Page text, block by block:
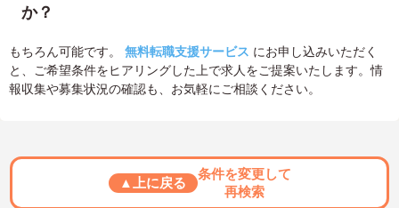
か？
もちろん可能です。 無料転職支援サービス にお申し込みいただく
と、ご希望条件をヒアリングした上で求人をご提案いたします。情
報収集や募集状況の確認も、お気軽にご相談ください。
▲上に戻る
条件を変更して
再検索